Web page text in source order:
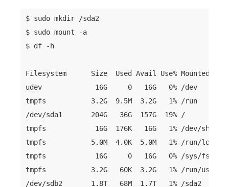
$ sudo mkdir /sda2
$ sudo mount -a
$ df -h
Filesystem      Size  Used Avail Use% Mounted on
udev             16G     0   16G   0% /dev
tmpfs           3.2G  9.5M  3.2G   1% /run
/dev/sda1       204G   36G  157G  19% /
tmpfs            16G  176K   16G   1% /dev/shm
tmpfs           5.0M  4.0K  5.0M   1% /run/lock
tmpfs            16G     0   16G   0% /sys/fs/
tmpfs           3.2G   60K  3.2G   1% /run/user/